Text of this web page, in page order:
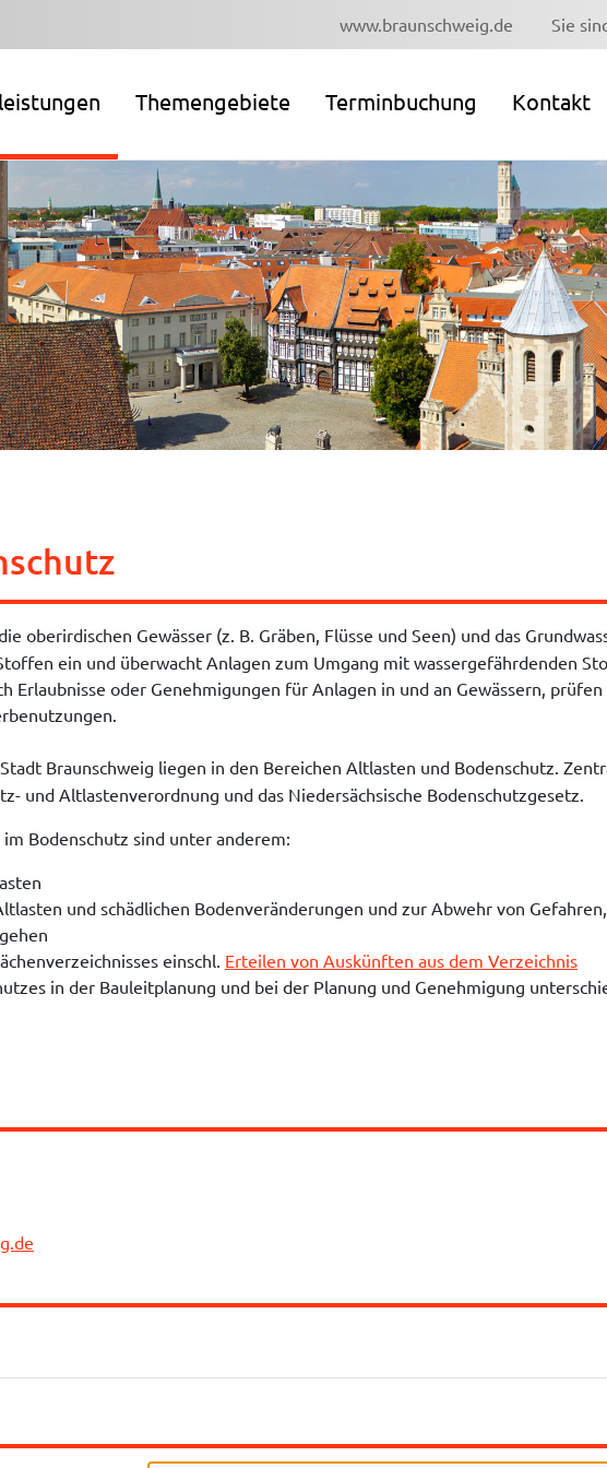
www.braunschweig.de Sie
Themengebiete Terminbuchung Kontakt
oberirdischen Gewässer (z. B. Gräben, Flüsse und Seen) und das
ein und überwacht Anlagen zum Umgang mit wassergefährdenden
Erlaubnisse oder Genehmigungen für Anlagen in und an Gewässern,
Braunschweig liegen in den Bereichen Altlasten und Bodenschutz.
und Altlastenverordnung und das Niedersächsische Bodenschutzgesetz.
Bodenschutz sind unter anderem:
und schädlichen Bodenveränderungen und zur Abwehr von
einschl. Erteilen von Auskünften aus dem Verzeichnis
in der Bauleitplanung und bei der Planung und Genehmigung